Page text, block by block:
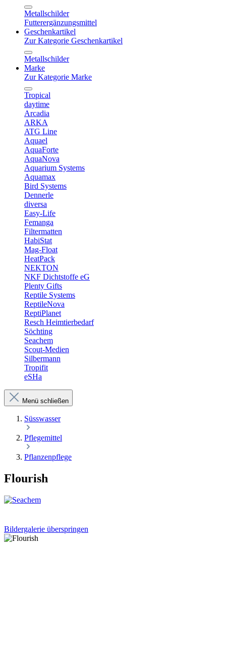
Metallschilder
Futterergänzungsmittel
Geschenkartikel
Zur Kategorie Geschenkartikel
Metallschilder
Marke
Zur Kategorie Marke
Tropical
daytime
Arcadia
ARKA
ATG Line
Aquael
AquaForte
AquaNova
Aquarium Systems
Aquamax
Bird Systems
Dennerle
diversa
Easy-Life
Femanga
Filtermatten
HabiStat
Mag-Float
HeatPack
NEKTON
NKF Dichtstoffe eG
Plenty Gifts
Reptile Systems
ReptileNova
ReptiPlanet
Resch Heimtierbedarf
Söchting
Seachem
Scout-Medien
Silbermann
Tropifit
eSHa
Menü schließen
Süsswasser
Pflegemittel
Pflanzenpflege
Flourish
Bildergalerie überspringen